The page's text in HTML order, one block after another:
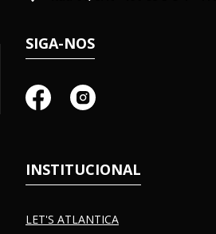
SIGA-NOS
INSTITUCIONAL
LET'S ATLANTICA